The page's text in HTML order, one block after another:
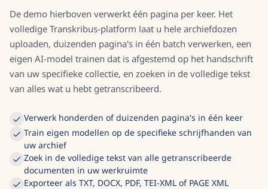
De demo hierboven verwerkt één pagina per keer. Het
volledige Transkribus-platform laat u hele archiefdozen
uploaden, duizenden pagina's in één batch verwerken, een
eigen AI-model trainen dat is afgestemd op het handschrift
van uw specifieke collectie, en zoeken in de volledige tekst
van alles wat u hebt getranscribeerd.
Verwerk honderden of duizenden pagina's in één keer
Train eigen modellen op de specifieke schrijfhanden van
uw archief
Zoek in de volledige tekst van alle getranscribeerde
documenten in uw werkruimte
Exporteer als TXT, DOCX, PDF, TEI-XML of PAGE XML